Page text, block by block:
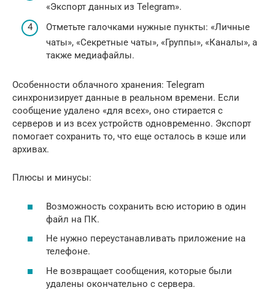
«Экспорт данных из Telegram».
Отметьте галочками нужные пункты: «Личные
чаты», «Секретные чаты», «Группы», «Каналы», а
также медиафайлы.
Особенности облачного хранения: Telegram
синхронизирует данные в реальном времени. Если
сообщение удалено «для всех», оно стирается с
серверов и из всех устройств одновременно. Экспорт
помогает сохранить то, что еще осталось в кэше или
архивах.
Плюсы и минусы:
Возможность сохранить всю историю в один
файл на ПК.
Не нужно переустанавливать приложение на
телефоне.
Не возвращает сообщения, которые были
удалены окончательно с сервера.